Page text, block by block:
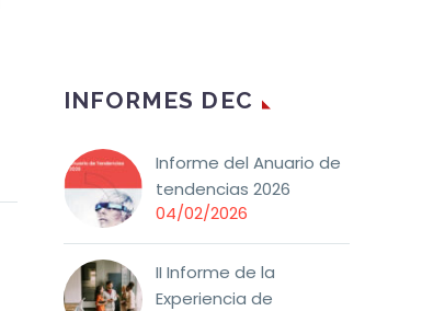
INFORMES DEC
Informe del Anuario de
tendencias 2026
04/02/2026
II Informe de la
Experiencia de